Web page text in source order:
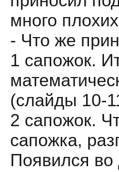
много
- Что же
1 сапожок.
(слайды 10-
2 сапожок.
сапожка,
Появился во